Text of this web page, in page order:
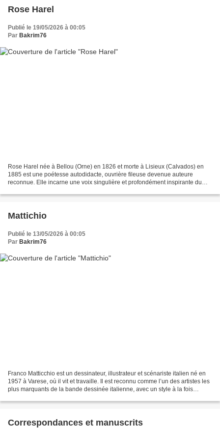
Rose Harel
Publié le 19/05/2026 à 00:05
Par Bakrim76
Rose Harel née à Bellou (Orne) en 1826 et morte à Lisieux (Calvados) en
1885 est une poétesse autodidacte, ouvrière fileuse devenue auteure
reconnue. Elle incarne une voix singulière et profondément inspirante du
Mattichio
Publié le 13/05/2026 à 00:05
Par Bakrim76
Franco Matticchio est un dessinateur, illustrateur et scénariste italien né en
1957 à Varese, où il vit et travaille. Il est reconnu comme l’un des artistes les
plus marquants de la bande dessinée italienne, avec un style à la fois
Correspondances et manuscrits